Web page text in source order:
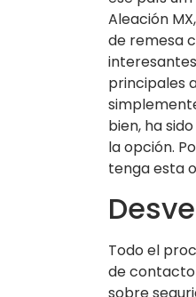
Aleación
de remesa
principales
bien, ha
la opción.
tenga esta
Todo el
de contacto